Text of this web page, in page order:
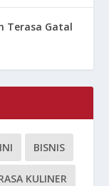
Terasa Gatal
BISNIS
KULINER